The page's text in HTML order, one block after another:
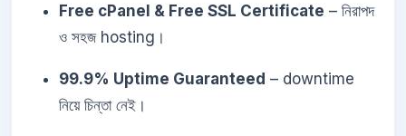
Free cPanel & Free SSL Certificate – নিরাপদ
ও সহজ hosting।
99.9% Uptime Guaranteed – downtime
নিয়ে চিন্তা নেই।